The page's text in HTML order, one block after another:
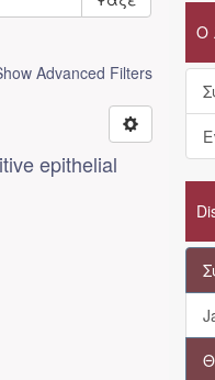
Advanced Filters
epithelial
Ο